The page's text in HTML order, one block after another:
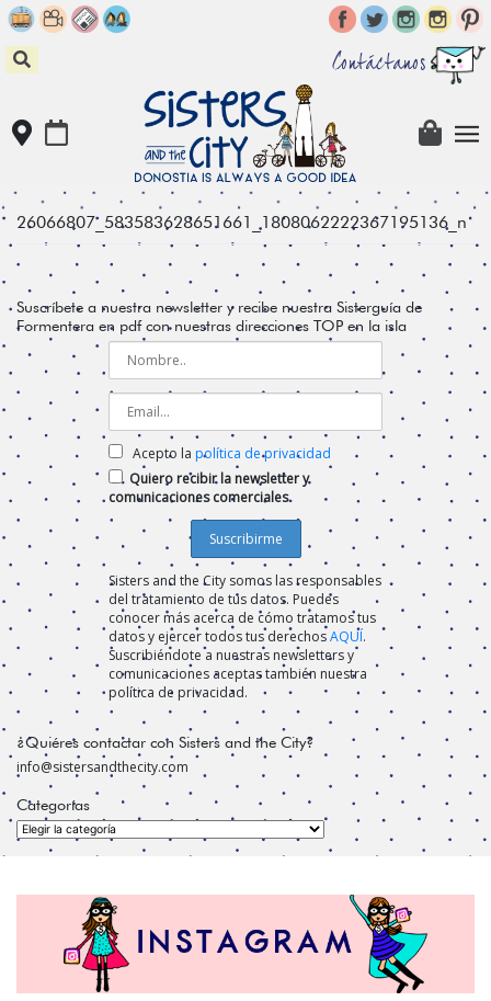
Skip
to
content
Contáctanos
26066807_583583628651661_1808062222367195136_n
Suscríbete a nuestra newsletter y recibe nuestra Sisterguía de
Formentera en pdf con nuestras direcciones TOP en la isla
Acepto la política de privacidad
Quiero recibir la newsletter y
comunicaciones comerciales
Sisters and the City somos las responsables
del tratamiento de tus datos. Puedes
conocer más acerca de cómo tratamos tus
datos y ejercer todos tus derechosAQUÍ.
Suscribiéndote a nuestras newsletters y
comunicaciones aceptas también nuestra
política de privacidad.
¿Quiéres contactar con Sisters and the City?
info@sistersandthecity.com
Categorías
Categorías